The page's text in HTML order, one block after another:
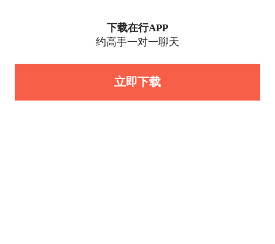
下载在行APP
约高手一对一聊天
立即下载